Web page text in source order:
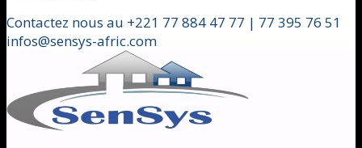
Contactez nous au +221 77 884 47 77 | 77 395 76 51
infos@sensys-afric.com